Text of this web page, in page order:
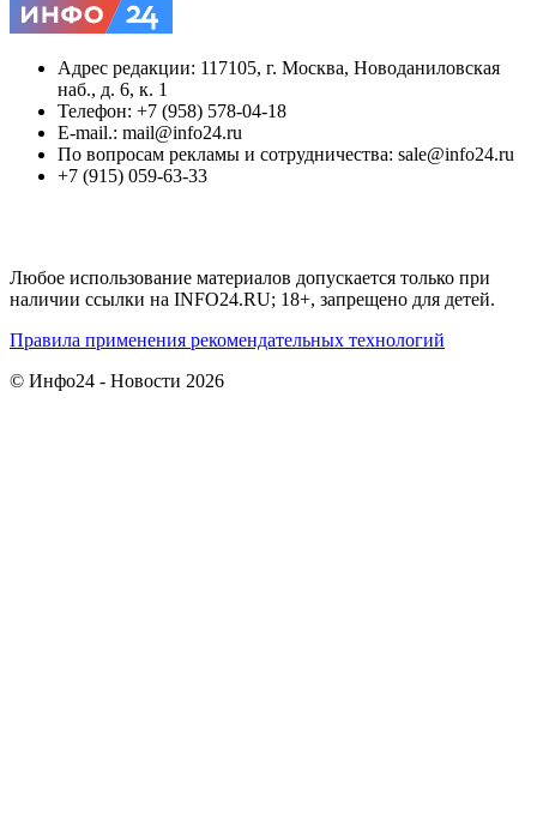
Адрес редакции: 117105, г. Москва, Новоданиловская
наб., д. 6, к. 1
Телефон: +7 (958) 578-04-18
E-mail.: mail@info24.ru
По вопросам рекламы и сотрудничества: sale@info24.ru
+7 (915) 059-63-33
Любое использование материалов допускается только при
наличии ссылки на INFO24.RU; 18+, запрещено для детей.
Правила применения рекомендательных технологий
© Инфо24 - Новости 2026